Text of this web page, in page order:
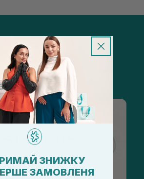
в Instagram
ЗНИЖКУ
ЗАМОВЛЕНЯ